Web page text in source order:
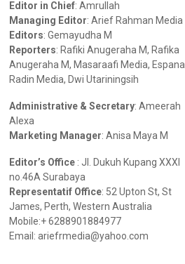
r
:
R
H
Editor in Chief: Amrullah
Managing Editor: Arief Rahman Media
Editors: Gemayudha M
Reporters: Rafiki Anugeraha M, Rafika
Anugeraha M, Masaraafi Media, Espana
Radin Media, Dwi Utariningsih
Administrative & Secretary: Ameerah
Alexa
Marketing Manager: Anisa Maya M
Editor’s Office : Jl. Dukuh Kupang XXXI
no.46A Surabaya
Representatif Office: 52 Upton St, St
James, Perth, Western Australia
Mobile:+ 6288901884977
Email: ariefrmedia@yahoo.com